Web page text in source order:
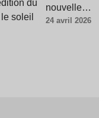
du
soleil
nouvelle…
24 avril 2026